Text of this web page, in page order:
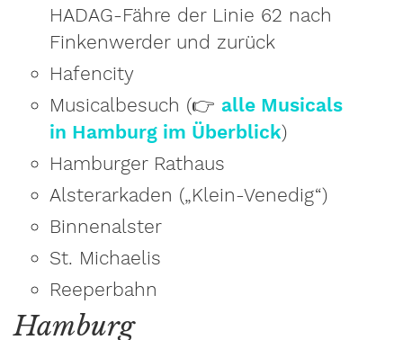
HADAG-Fähre der Linie 62 nach
Finkenwerder und zurück
Hafencity
Musicalbesuch (👉 alle Musicals
in Hamburg im Überblick)
Hamburger Rathaus
Alsterarkaden („Klein-Venedig“)
Binnenalster
St. Michaelis
Reeperbahn
Hamburg